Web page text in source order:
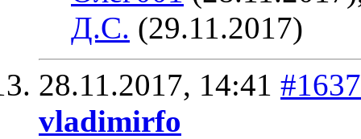
Д.С. (29.11.2017)
28.11.2017, 14:41 #1637
vladimirfo